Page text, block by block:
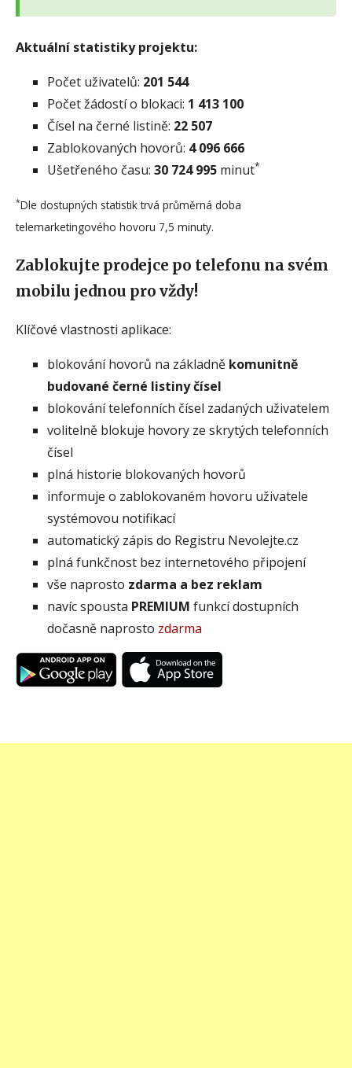
Aktuální statistiky projektu:
Počet uživatelů: 201 544
Počet žádostí o blokaci: 1 413 100
Čísel na černé listině: 22 507
Zablokovaných hovorů: 4 096 666
Ušetřeného času: 30 724 995 minut*
*Dle dostupných statistik trvá průměrná doba
telemarketingového hovoru 7,5 minuty.
Zablokujte prodejce po telefonu na svém
mobilu jednou pro vždy!
Klíčové vlastnosti aplikace:
blokování hovorů na základně komunitně
budované černé listiny čísel
blokování telefonních čísel zadaných uživatelem
volitelně blokuje hovory ze skrytých telefonních
čísel
plná historie blokovaných hovorů
informuje o zablokovaném hovoru uživatele
systémovou notifikací
automatický zápis do Registru Nevolejte.cz
plná funkčnost bez internetového připojení
vše naprosto zdarma a bez reklam
navíc spousta PREMIUM funkcí dostupních
dočasně naprosto zdarma